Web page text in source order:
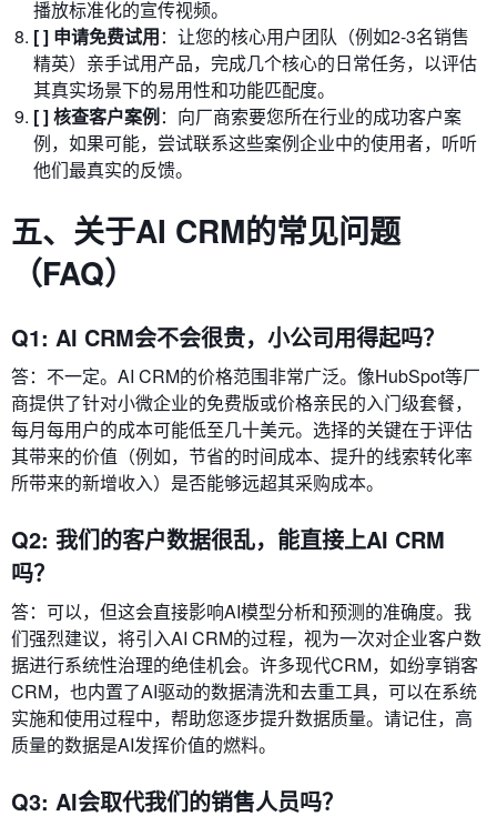
播放标准化的宣传视频。
[ ] 申请免费试用：让您的核心用户团队（例如2-3名销售
精英）亲手试用产品，完成几个核心的日常任务，以评估
其真实场景下的易用性和功能匹配度。
[ ] 核查客户案例：向厂商索要您所在行业的成功客户案
例，如果可能，尝试联系这些案例企业中的使用者，听听
他们最真实的反馈。
五、关于AI CRM的常见问题
（FAQ）
Q1: AI CRM会不会很贵，小公司用得起吗？
答：不一定。AI CRM的价格范围非常广泛。像HubSpot等厂
商提供了针对小微企业的免费版或价格亲民的入门级套餐，
每月每用户的成本可能低至几十美元。选择的关键在于评估
其带来的价值（例如，节省的时间成本、提升的线索转化率
所带来的新增收入）是否能够远超其采购成本。
Q2: 我们的客户数据很乱，能直接上AI CRM
吗？
答：可以，但这会直接影响AI模型分析和预测的准确度。我
们强烈建议，将引入AI CRM的过程，视为一次对企业客户数
据进行系统性治理的绝佳机会。许多现代CRM，如纷享销客
CRM，也内置了AI驱动的数据清洗和去重工具，可以在系统
实施和使用过程中，帮助您逐步提升数据质量。请记住，高
质量的数据是AI发挥价值的燃料。
Q3: AI会取代我们的销售人员吗？